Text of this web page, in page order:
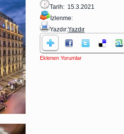
Tarih: 15.3.2021
İzlenme:
Yazdır:Yazdır
Eklenen Yorumlar